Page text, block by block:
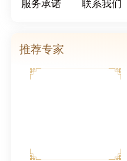
服务承诺 联系我们
推荐专家